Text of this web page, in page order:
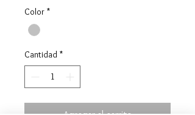
Color *
Cantidad *